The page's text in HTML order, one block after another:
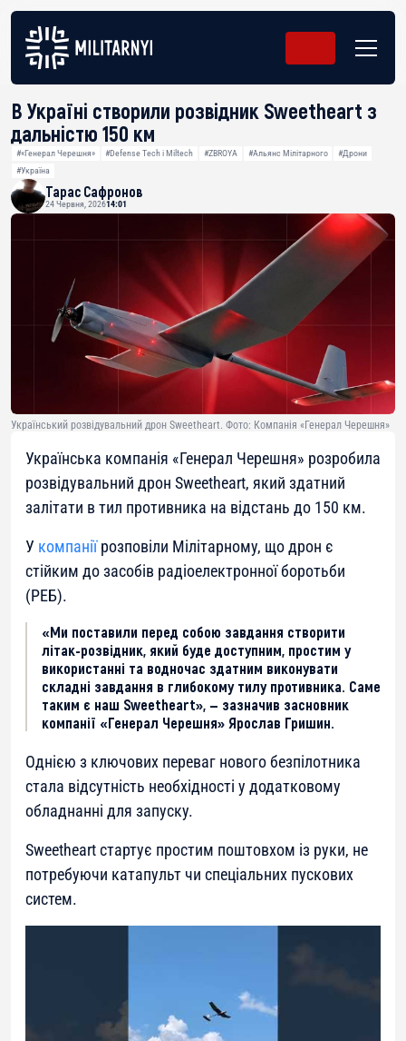
В Україні створили розвідник Sweetheart з
дальністю 150 км
#«Генерал Черешня» #Defense Tech і Miltech #ZBROYA #Альянс Мілітарного
#Дрони
#Україна
Тарас Сафронов
24 Червня, 202614:01
Український розвідувальний дрон Sweetheart. Фото: Компанія «Генерал Черешня»
Українська компанія «Генерал Черешня» розробила
розвідувальний дрон Sweetheart, який здатний
залітати в тил противника на відстань до 150 км.
У компаніїрозповіли Мілітарному, що дрон є
стійким до засобів радіоелектронної боротьби
(РЕБ).
«Ми поставили перед собою завдання створити
літак-розвідник, який буде доступним, простим у
використанні та водночас здатним виконувати
складні завдання в глибокому тилу противника. Саме
таким є наш Sweetheart», — зазначив засновник
компанії «Генерал Черешня» Ярослав Гришин.
Однією з ключових переваг нового безпілотника
стала відсутність необхідності у додатковому
обладнанні для запуску.
Sweetheart стартує простим поштовхом із руки, не
потребуючи катапульт чи спеціальних пускових
систем.